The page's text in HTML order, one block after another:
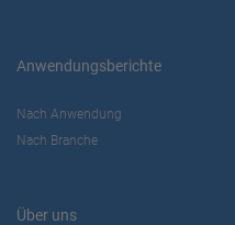
Anwendungsberichte
Nach Anwendung
Nach Branche
Über uns